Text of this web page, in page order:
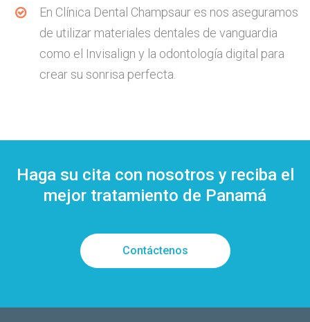
En Clínica Dental Champsaur es nos aseguramos
de utilizar materiales dentales de vanguardia
como el Invisalign y la odontología digital para
crear su sonrisa perfecta.
Haga su cita con nosotros y reciba el
mejor tratamiento de Panamá
Contáctenos